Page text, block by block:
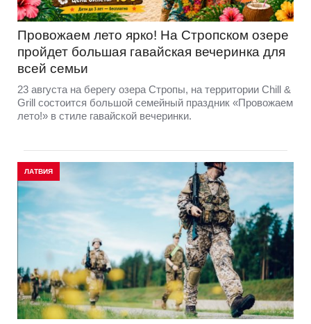
Провожаем лето ярко! На Стропском озере
пройдет большая гавайская вечеринка для
всей семьи
23 августа на берегу озера Стропы, на территории Chill &
Grill состоится большой семейный праздник «Провожаем
лето!» в стиле гавайской вечеринки.
ЛАТВИЯ